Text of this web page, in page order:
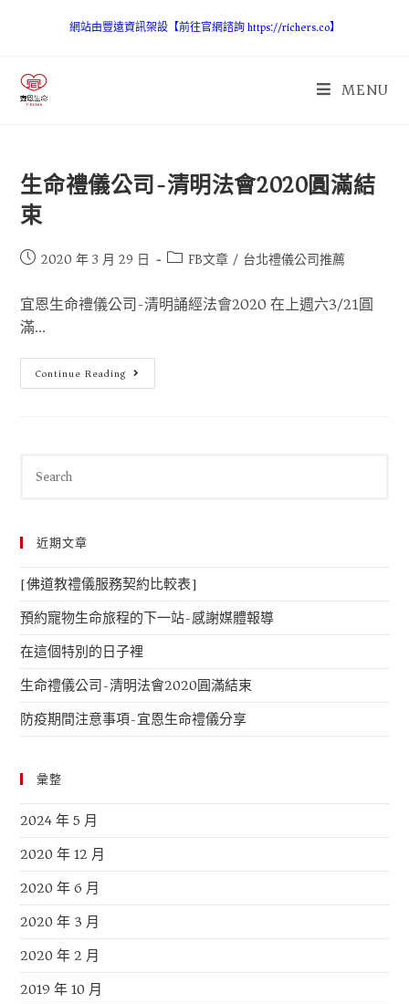
網站由豐遠資訊架設【前往官網諮詢 https://richers.co】
MENU
生命禮儀公司-清明法會2020圓滿結
束
2020 年 3 月 29 日 FB文章 / 台北禮儀公司推薦
宜恩生命禮儀公司-清明誦經法會2020 在上週六3/21圓
滿...
Continue Reading
近期文章
[佛道教禮儀服務契約比較表]
預約寵物生命旅程的下一站-感謝媒體報導
在這個特別的日子裡
生命禮儀公司-清明法會2020圓滿結束
防疫期間注意事項-宜恩生命禮儀分享
彙整
2024 年 5 月
2020 年 12 月
2020 年 6 月
2020 年 3 月
2020 年 2 月
2019 年 10 月